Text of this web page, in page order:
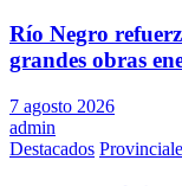
Río Negro
grandes obras
7 agosto 2026
admin
Destacados